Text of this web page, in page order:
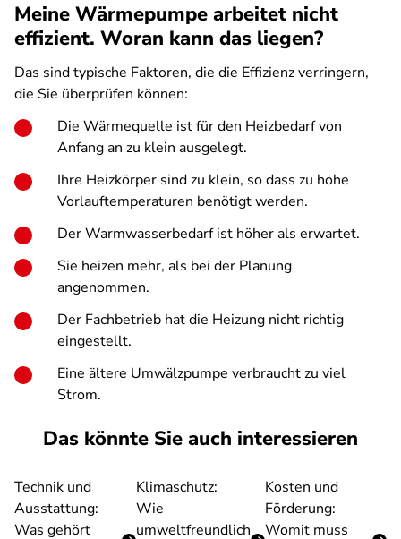
Meine Wärmepumpe arbeitet nicht
effizient. Woran kann das liegen?
Das sind typische Faktoren, die die Effizienz verringern,
die Sie überprüfen können:
Die Wärmequelle ist für den Heizbedarf von
Anfang an zu klein ausgelegt.
Ihre Heizkörper sind zu klein, so dass zu hohe
Vorlauftemperaturen benötigt werden.
Der Warmwasserbedarf ist höher als erwartet.
Sie heizen mehr, als bei der Planung
angenommen.
Der Fachbetrieb hat die Heizung nicht richtig
eingestellt.
Eine ältere Umwälzpumpe verbraucht zu viel
Strom.
Das könnte Sie auch interessieren
Technik und
Ausstattung:
Was gehört
Klimaschutz:
Wie
umweltfreundlich
Kosten und
Förderung:
Womit muss